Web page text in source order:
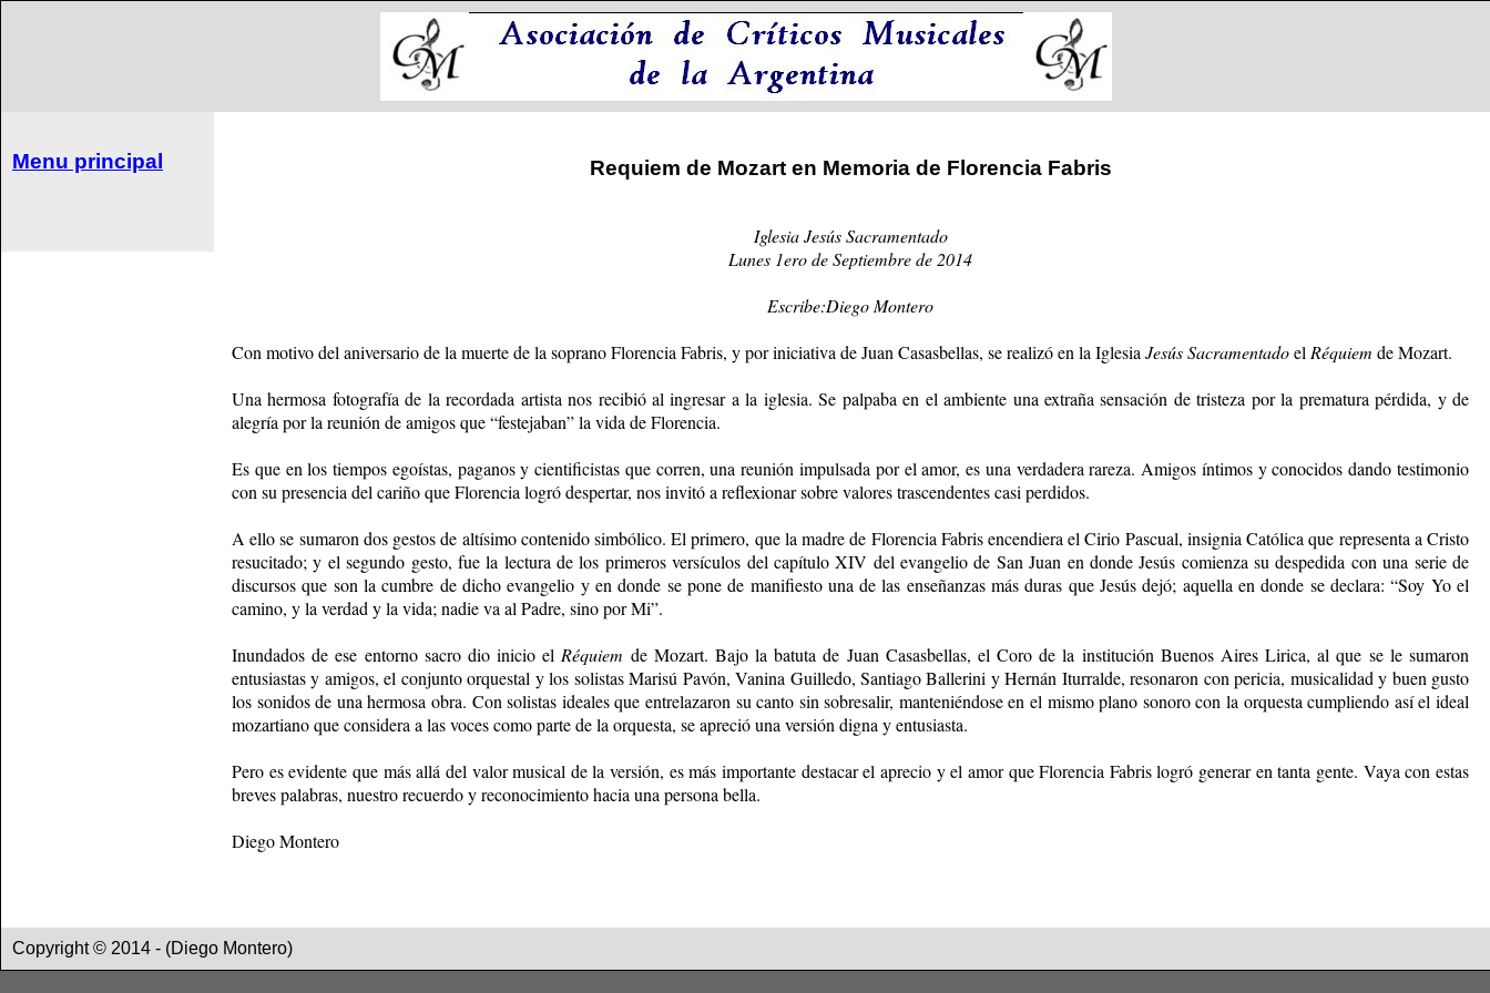
Menu principal Requiem de Mozart en Memoria de Florencia Fabris
Iglesia Jesús Sacramentado
Lunes 1ero de Septiembre de 2014
Escribe:Diego Montero
Con motivo del aniversario de la muerte de la soprano Florencia Fabris, y por iniciativa de Juan Casasbellas, se realizó en la IglesiaJesús SacramentadoelRéquiem de Mozart.
Una hermosa fotografía de la recordada artista nos recibió al ingresar a la iglesia. Se palpaba en el ambiente una extraña sensación de tristeza por la prematura pérdida, y de
alegría por la reunión de amigos que “festejaban” la vida de Florencia.
Es que en los tiempos egoístas, paganos y cientificistas que corren, una reunión impulsada por el amor, es una verdadera rareza. Amigos íntimos y conocidos dando testimonio
con su presencia del cariño que Florencia logró despertar, nos invitó a reflexionar sobre valores trascendentes casi perdidos.
A ello se sumaron dos gestos de altísimo contenido simbólico. El primero, que la madre de Florencia Fabris encendiera el Cirio Pascual, insignia Católica que representa a Cristo
resucitado; y el segundo gesto, fue la lectura de los primeros versículos del capítulo XIV del evangelio de San Juan en donde Jesús comienza su despedida con una serie de
discursos que son la cumbre de dicho evangelio y en donde se pone de manifiesto una de las enseñanzas más duras que Jesús dejó; aquella en donde se declara: “Soy Yo el
camino, y la verdad y la vida; nadie va al Padre, sino por Mi”.
Inundados de ese entorno sacro dio inicio elRéquiem de Mozart. Bajo la batuta de Juan Casasbellas, el Coro de la institución Buenos Aires Lirica, al que se le sumaron
entusiastas y amigos, el conjunto orquestal y los solistas Marisú Pavón, Vanina Guilledo, Santiago Ballerini y Hernán Iturralde, resonaron con pericia, musicalidad y buen gusto
los sonidos de una hermosa obra. Con solistas ideales que entrelazaron su canto sin sobresalir, manteniéndose en el mismo plano sonoro con la orquesta cumpliendo así el ideal
mozartiano que considera a las voces como parte de la orquesta, se apreció una versión digna y entusiasta.
Pero es evidente que más allá del valor musical de la versión, es más importante destacar el aprecio y el amor que Florencia Fabris logró generar en tanta gente. Vaya con estas
breves palabras, nuestro recuerdo y reconocimiento hacia una persona bella.
Diego Montero
Copyright © 2014 - (Diego Montero)